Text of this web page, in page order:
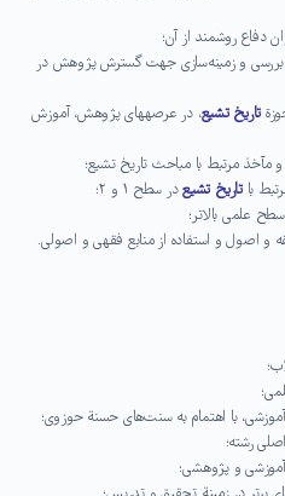
دفاع روشمند از آن؛
و زمینه‌سازی جهت گسترش پژوهش‌ در
تاریخ تشیع، در عرصه‏هاى پژوهش، آموزش
مآخذ مرتبط با مباحث تاریخ تشیع؛
باتاریخ تشیعدر سطح ۱ و ۲؛
علمی بالاتر؛
و اصول و استفاده از منابع فقهی و اصولی.
با اهتمام به سنت‌های حسنة حوزوی؛
رشته؛
آموزشی و پژوهشی؛